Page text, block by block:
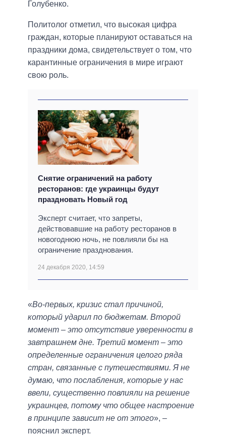
Голубенко.
Политолог отметил, что высокая цифра
граждан, которые планируют оставаться на
праздники дома, свидетельствует о том, что
карантинные ограничения в мире играют
свою роль.
Снятие ограничений на работу
ресторанов: где украинцы будут
праздновать Новый год
Эксперт считает, что запреты,
действовавшие на работу ресторанов в
новогоднюю ночь, не повлияли бы на
ограничение празднования.
24 декабря 2020, 14:59
«Во-первых, кризис стал причиной,
который ударил по бюджетам. Второй
момент ‒ это отсутствие уверенности в
завтрашнем дне. Третий момент ‒ это
определенные ограничения целого ряда
стран, связанные с путешествиями. Я не
думаю, что послабления, которые у нас
ввели, существенно повлияли на решение
украинцев, потому что общее настроение
в принципе зависит не от этого», ‒
пояснил эксперт.